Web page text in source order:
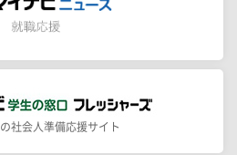
社会人準備応援サイト